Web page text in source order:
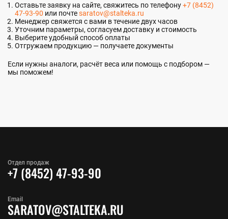
Оставьте заявку на сайте, свяжитесь по телефону+7 (8452)
47-93-90 или почтеsaratov@stalteka.ru
Менеджер свяжется с вами в течение двух часов
Уточним параметры, согласуем доставку и стоимость
Выберите удобный способ оплаты
Отгружаем продукцию — получаете документы
Если нужны аналоги, расчёт веса или помощь с подбором —
мы поможем!
Отдел продаж
+7 (8452) 47-93-90
Email
SARATOV@STALTEKA.RU